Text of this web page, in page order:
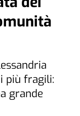
più fragili:
grande